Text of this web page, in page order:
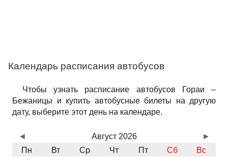
Календарь расписания автобусов
Чтобы узнать расписание автобусов Гораи –
Бежаницы и купить автобусные билеты на другую
дату, выберите этот день на календаре.
Август 2026
Пн
Вт Ср Чт Пт Сб
Вс
◄ ►